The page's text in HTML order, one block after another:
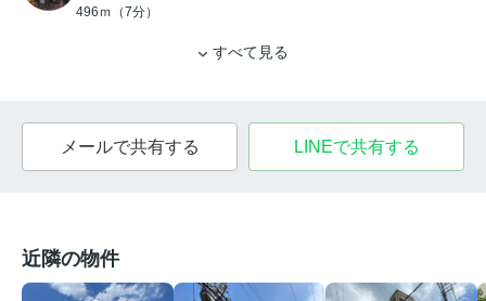
496ｍ（7分）
すべて見る
メールで共有する LINEで共有する
近隣の物件